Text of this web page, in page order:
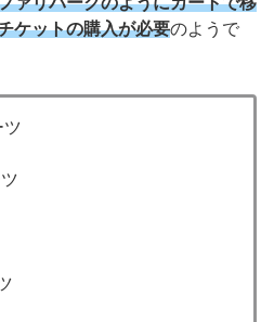
ケットの購入が必要のようで